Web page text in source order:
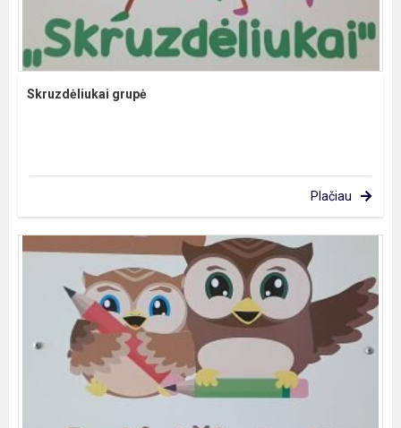
Skruzdėliukai grupė
Plačiau